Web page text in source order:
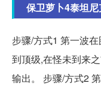
保卫萝卜4泰坦
步骤/方式1 第一波
到顶级,在怪未到来
输出。 步骤/方式2